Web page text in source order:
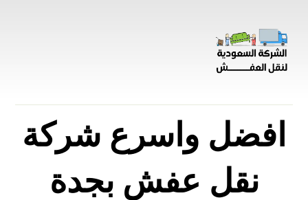
افضل واسرع شركة
نقل عفش بجدة